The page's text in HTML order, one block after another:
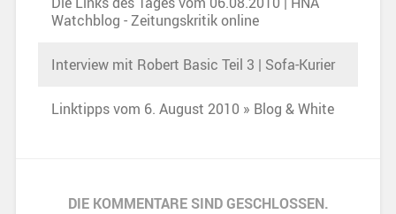
Watchblog - Zeitungskritik online
Interview mit Robert Basic Teil 3 | Sofa-Kurier
Linktipps vom 6. August 2010 » Blog & White
DIE KOMMENTARE SIND GESCHLOSSEN.